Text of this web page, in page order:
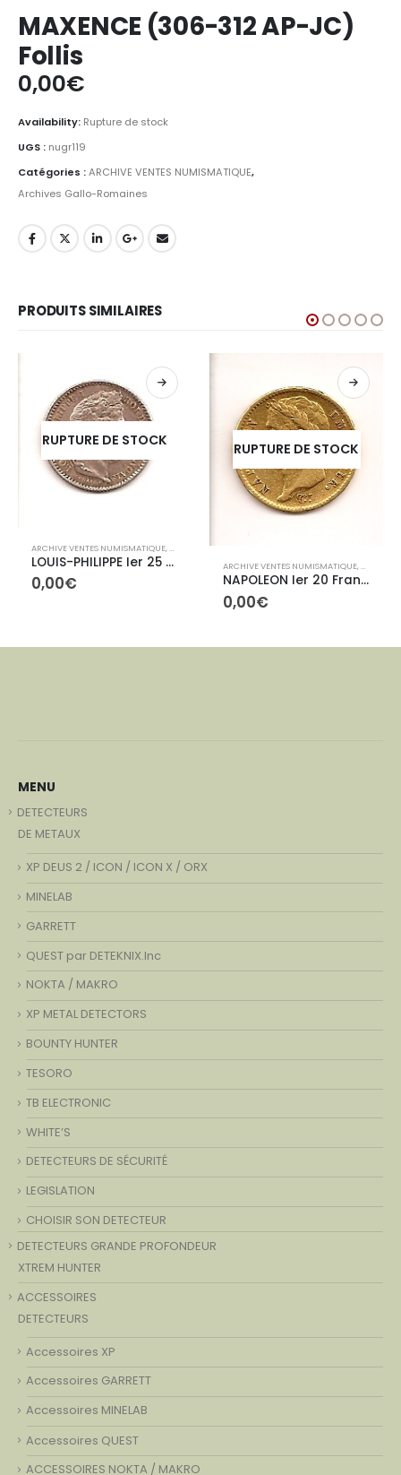
MAXENCE (306-312 AP-JC)
Follis
0,00€
Availability: Rupture de stock
UGS : nugr119
Catégories :ARCHIVE VENTES NUMISMATIQUE,
Archives Gallo-Romaines
PRODUITS SIMILAIRES
RUPTURE DE STOCK
ARCHIVE VENTES NUMISMATIQUE,ARCHIVES CONTEMPORAINES
LOUIS-PHILIPPE Ier 25 Centimes 1846K
0,00€
RUPTURE DE STOCK
ARCHIVE VENTES NUMISMATIQUE,
NAPOLEON Ier 20 Francs
0,00€
MENU
DETECTEURS
DE METAUX
XP DEUS 2 / ICON / ICON X / ORX
MINELAB
GARRETT
QUEST par DETEKNIX.Inc
NOKTA / MAKRO
XP METAL DETECTORS
BOUNTY HUNTER
TESORO
TB ELECTRONIC
WHITE’S
DETECTEURS DE SÉCURITÉ
LEGISLATION
CHOISIR SON DETECTEUR
DETECTEURS GRANDE PROFONDEUR
XTREM HUNTER
ACCESSOIRES
DETECTEURS
Accessoires XP
Accessoires GARRETT
Accessoires MINELAB
Accessoires QUEST
ACCESSOIRES NOKTA / MAKRO